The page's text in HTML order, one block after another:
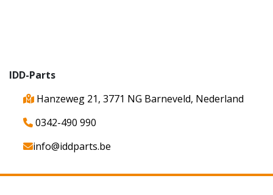
IDD-Parts
Hanzeweg 21, 3771 NG Barneveld, Nederland
0342-490 990
info@iddparts.be